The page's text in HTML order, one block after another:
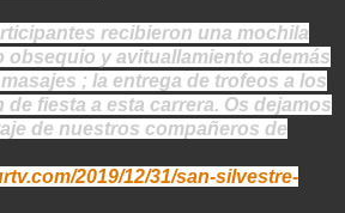
recibieron una mochila
obsequio y avituallamiento además
; la entrega de trofeos a los
fiesta a esta carrera. Os dejamos
de nuestros compañeros de
2019/12/31/san-silvestre-